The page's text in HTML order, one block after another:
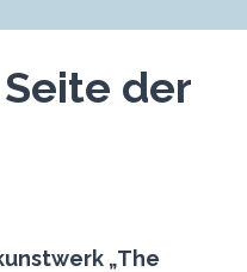
der
„The